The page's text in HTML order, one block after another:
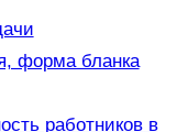
форма бланка
работников в